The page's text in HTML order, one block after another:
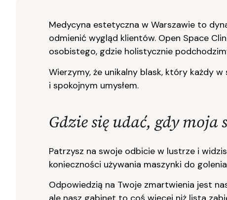
Medycyna estetyczna w Warszawie to
odmienić wygląd klientów. Open Space
osobistego, gdzie holistycznie
Wierzymy, że unikalny blask, który każdy
i spokojnym umysłem.
Gdzie się udać, gdy
Patrzysz na swoje odbicie w lustrze i
konieczności używania maszynki do
Odpowiedzią na Twoje zmartwienia jest